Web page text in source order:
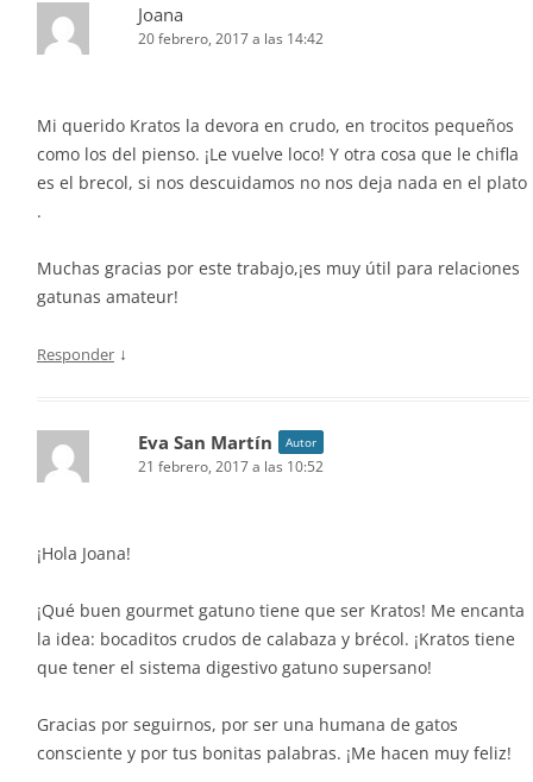
Joana
20 febrero, 2017 a las 14:42
Mi querido Kratos la devora en crudo, en trocitos pequeños
como los del pienso. ¡Le vuelve loco! Y otra cosa que le chifla
es el brecol, si nos descuidamos no nos deja nada en el plato
.
Muchas gracias por este trabajo,¡es muy útil para relaciones
gatunas amateur!
Responder ↓
Eva San Martín Autor
21 febrero, 2017 a las 10:52
¡Hola Joana!
¡Qué buen gourmet gatuno tiene que ser Kratos! Me encanta
la idea: bocaditos crudos de calabaza y brécol. ¡Kratos tiene
que tener el sistema digestivo gatuno supersano!
Gracias por seguirnos, por ser una humana de gatos
consciente y por tus bonitas palabras. ¡Me hacen muy feliz!